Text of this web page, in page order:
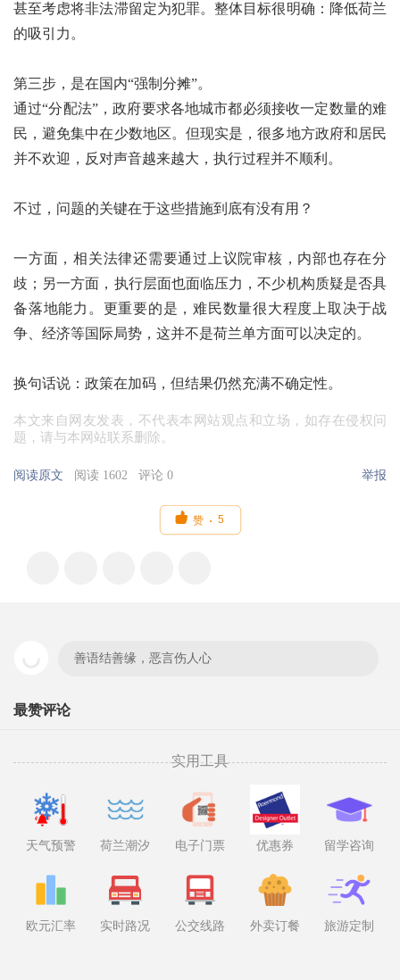
甚至考虑将非法滞留定为犯罪。整体目标很明确：降低荷兰
的吸引力。
第三步，是在国内“强制分摊”。
通过“分配法”，政府要求各地城市都必须接收一定数量的难
民，避免集中在少数地区。但现实是，很多地方政府和居民
并不欢迎，反对声音越来越大，执行过程并不顺利。
不过，问题的关键在于这些措施到底有没有用？
一方面，相关法律还需要通过上议院审核，内部也存在分
歧；另一方面，执行层面也面临压力，不少机构质疑是否具
备落地能力。更重要的是，难民数量很大程度上取决于战
争、经济等国际局势，这并不是荷兰单方面可以决定的。
换句话说：政策在加码，但结果仍然充满不确定性。
本文来自网友发表，不代表本网站观点和立场，如存在侵权问
题，请与本网站联系删除。
阅读原文 阅读 1602 评论 0 举报
 赞 5
善语结善缘，恶言伤人心
最赞评论
实用工具
天气预警 荷兰潮汐 电子门票 优惠券 留学咨询
欧元汇率 实时路况 公交线路 外卖订餐 旅游定制